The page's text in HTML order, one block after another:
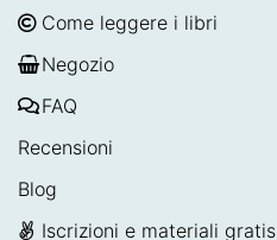
Come leggere i libri
Negozio
FAQ
Recensioni
Blog
Iscrizioni e materiali gratis